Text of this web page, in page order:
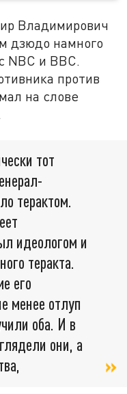
Владимирович
дзюдо намного
и BBC.
против
на слове
тот
терактом.
идеологом и
теракта.
его
менее отлуп
оба. И в
они, а